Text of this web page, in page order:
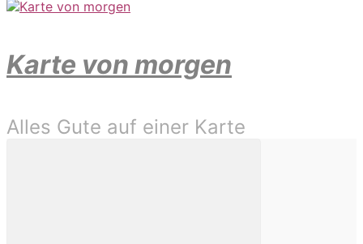
Karte von morgen
Alles Gute auf einer Karte